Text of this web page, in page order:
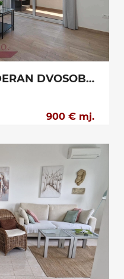
SEGET DONJI – MODERAN DVOSOBAN STAN S PARKINGOM | DUGOROČNI NAJAM (01.10. – 01.06.)
900 € mj.